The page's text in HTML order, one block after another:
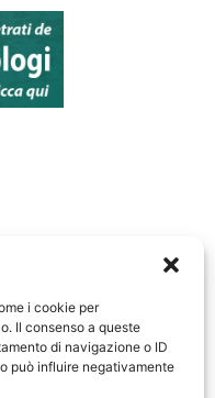
i cookie per
Il consenso a queste
di navigazione o ID
può influire negativamente